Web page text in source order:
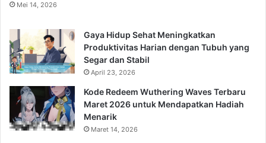
Mei 14, 2026
Gaya Hidup Sehat Meningkatkan
Produktivitas Harian dengan Tubuh yang
Segar dan Stabil
April 23, 2026
Kode Redeem Wuthering Waves Terbaru
Maret 2026 untuk Mendapatkan Hadiah
Menarik
Maret 14, 2026